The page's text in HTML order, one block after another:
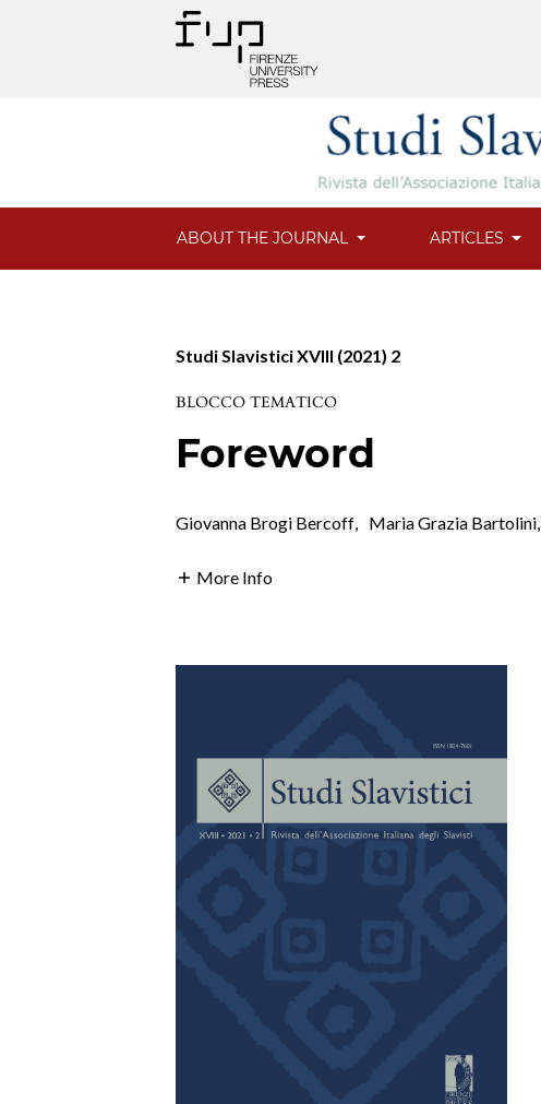
ABOUT THE JOURNAL ARTICLES
Studi Slavistici XVIII (2021) 2
BLOCCO TEMATICO
Foreword
Giovanna Brogi Bercoff, Maria Grazia Bartolini,
More Info